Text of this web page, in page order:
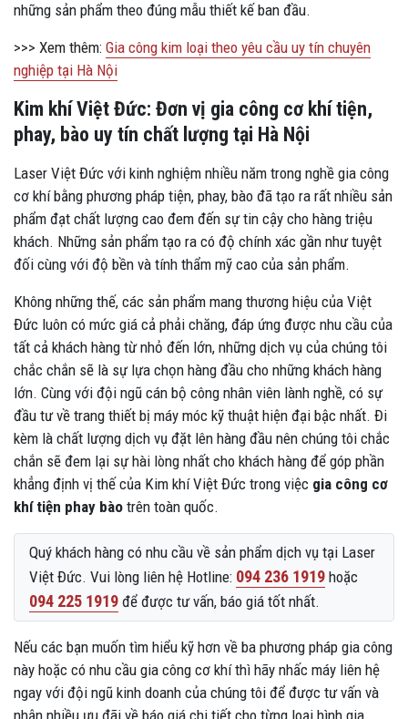
những sản phẩm theo đúng mẫu thiết kế ban đầu.
>>> Xem thêm: Gia công kim loại theo yêu cầu uy tín chuyên
nghiệp tại Hà Nội
Kim khí Việt Đức: Đơn vị gia công cơ khí tiện,
phay, bào uy tín chất lượng tại Hà Nội
Laser Việt Đức với kinh nghiệm nhiều năm trong nghề gia công
cơ khí bằng phương pháp tiện, phay, bào đã tạo ra rất nhiều sản
phẩm đạt chất lượng cao đem đến sự tin cậy cho hàng triệu
khách. Những sản phẩm tạo ra có độ chính xác gần như tuyệt
đối cùng với độ bền và tính thẩm mỹ cao của sản phẩm.
Không những thế, các sản phẩm mang thương hiệu của Việt
Đức luôn có mức giá cả phải chăng, đáp ứng được nhu cầu của
tất cả khách hàng từ nhỏ đến lớn, những dịch vụ của chúng tôi
chắc chắn sẽ là sự lựa chọn hàng đầu cho những khách hàng
lớn. Cùng với đội ngũ cán bộ công nhân viên lành nghề, có sự
đầu tư về trang thiết bị máy móc kỹ thuật hiện đại bậc nhất. Đi
kèm là chất lượng dịch vụ đặt lên hàng đầu nên chúng tôi chắc
chắn sẽ đem lại sự hài lòng nhất cho khách hàng để góp phần
khẳng định vị thế của Kim khí Việt Đức trong việc gia công cơ
khí tiện phay bào trên toàn quốc.
Quý khách hàng có nhu cầu về sản phẩm dịch vụ tại Laser
Việt Đức. Vui lòng liên hệ Hotline: 094 236 1919 hoặc
094 225 1919 để được tư vấn, báo giá tốt nhất.
Nếu các bạn muốn tìm hiểu kỹ hơn về ba phương pháp gia công
này hoặc có nhu cầu gia công cơ khí thì hãy nhấc máy liên hệ
ngay với đội ngũ kinh doanh của chúng tôi để được tư vấn và